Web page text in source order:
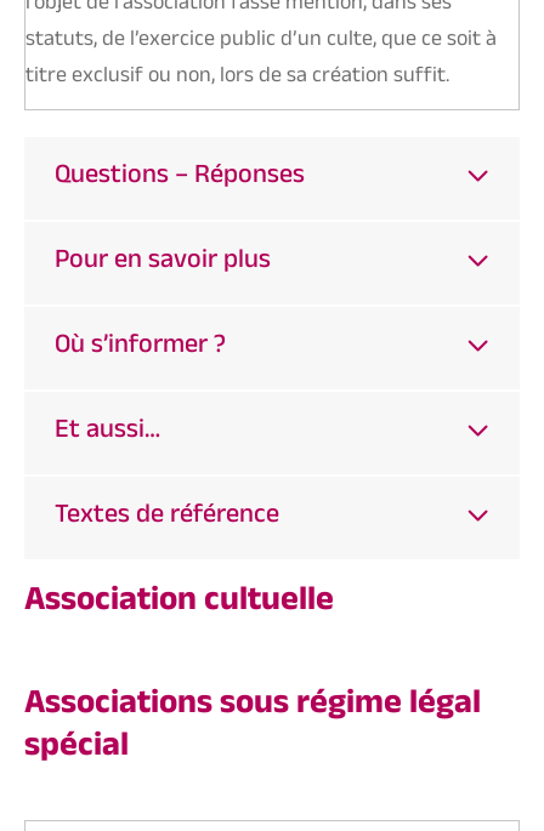
statuts, de l’exercice public d’un culte, que ce soit à
titre exclusif ou non, lors de sa création suffit.
Questions – Réponses
Pour en savoir plus
Où s’informer ?
Et aussi…
Textes de référence
Association cultuelle
Associations sous régime légal
spécial